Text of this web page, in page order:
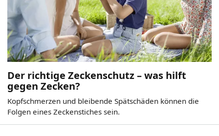
Der richtige Zeckenschutz – was hilft
gegen Zecken?
Kopfschmerzen und bleibende Spätschäden können die
Folgen eines Zeckenstiches sein.